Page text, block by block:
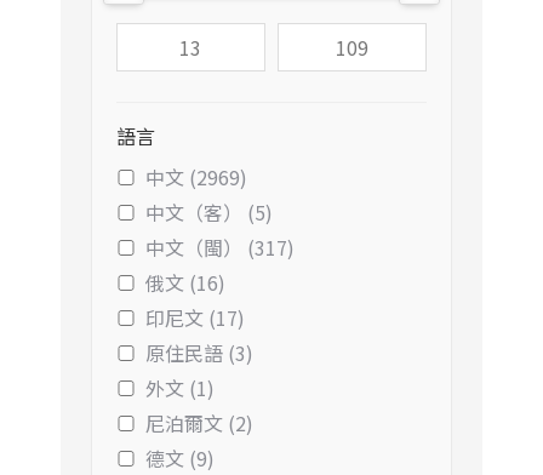
語言
中文 (2969)
中文（客） (5)
中文（閩） (317)
俄文 (16)
印尼文 (17)
原住民語 (3)
外文 (1)
尼泊爾文 (2)
德文 (9)